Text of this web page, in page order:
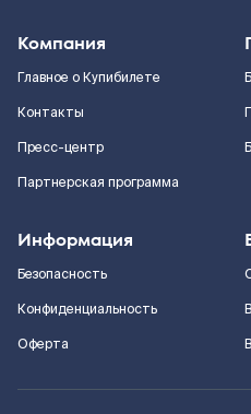
Компания
Главное о Купибилете
Контакты
Пресс-центр
Партнерская программа
Информация
Безопасность
Конфиденциальность
Оферта